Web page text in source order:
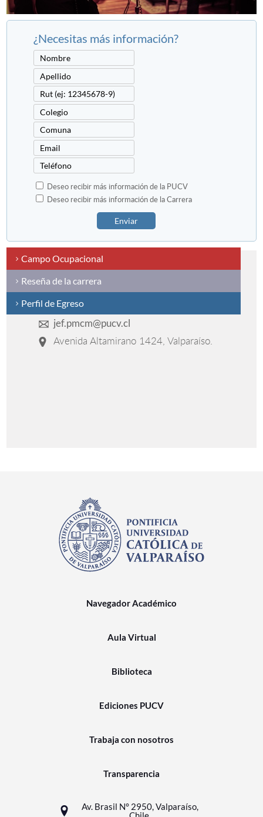
¿Necesitas más información?
Deseo recibir más información de la PUCV
Deseo recibir más información de la Carrera
Enviar
Campo Ocupacional
Reseña de la carrera
Perfil de Egreso
jef.pmcm@pucv.cl
Avenida Altamirano 1424, Valparaíso.
Navegador Académico
Aula Virtual
Biblioteca
Ediciones PUCV
Trabaja con nosotros
Transparencia
Av. Brasil N° 2950, Valparaíso,